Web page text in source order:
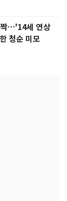
짝…'14세 연상
청순 미모